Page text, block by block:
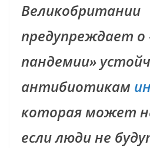
Великобритании
предупреждает
пандемии»
антибиотикам
которая может
если люди не